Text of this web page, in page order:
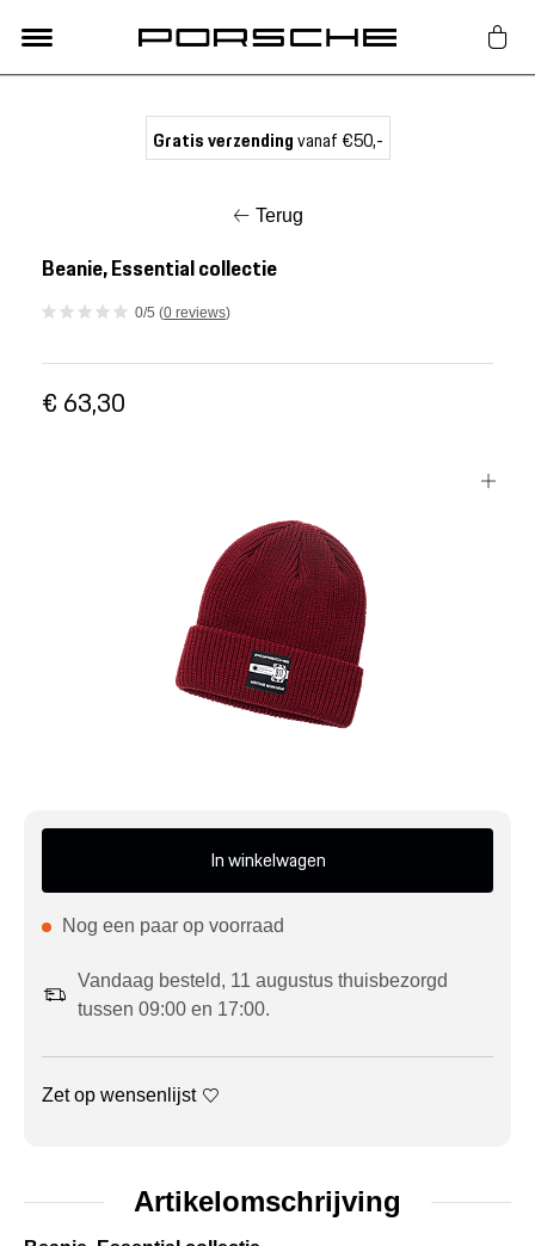
Nieuw
Acties
Gratis verzendingvanaf €50,-
Terug
Beanie, Essential collectie
0/5 (0 reviews)
€ 63,30
In winkelwagen
Nog een paar op voorraad
Vandaag besteld, 11 augustus thuisbezorgd
tussen 09:00 en 17:00.
Zet op wensenlijst
Artikelomschrijving